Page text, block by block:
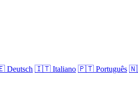
Deutsch 🇮🇹 Italiano 🇵🇹 Português